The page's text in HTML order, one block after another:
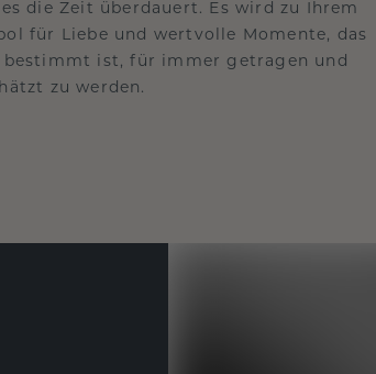
es die Zeit überdauert. Es wird zu Ihrem
für Liebe und wertvolle Momente, das
bestimmt ist, für immer getragen und
zu werden.